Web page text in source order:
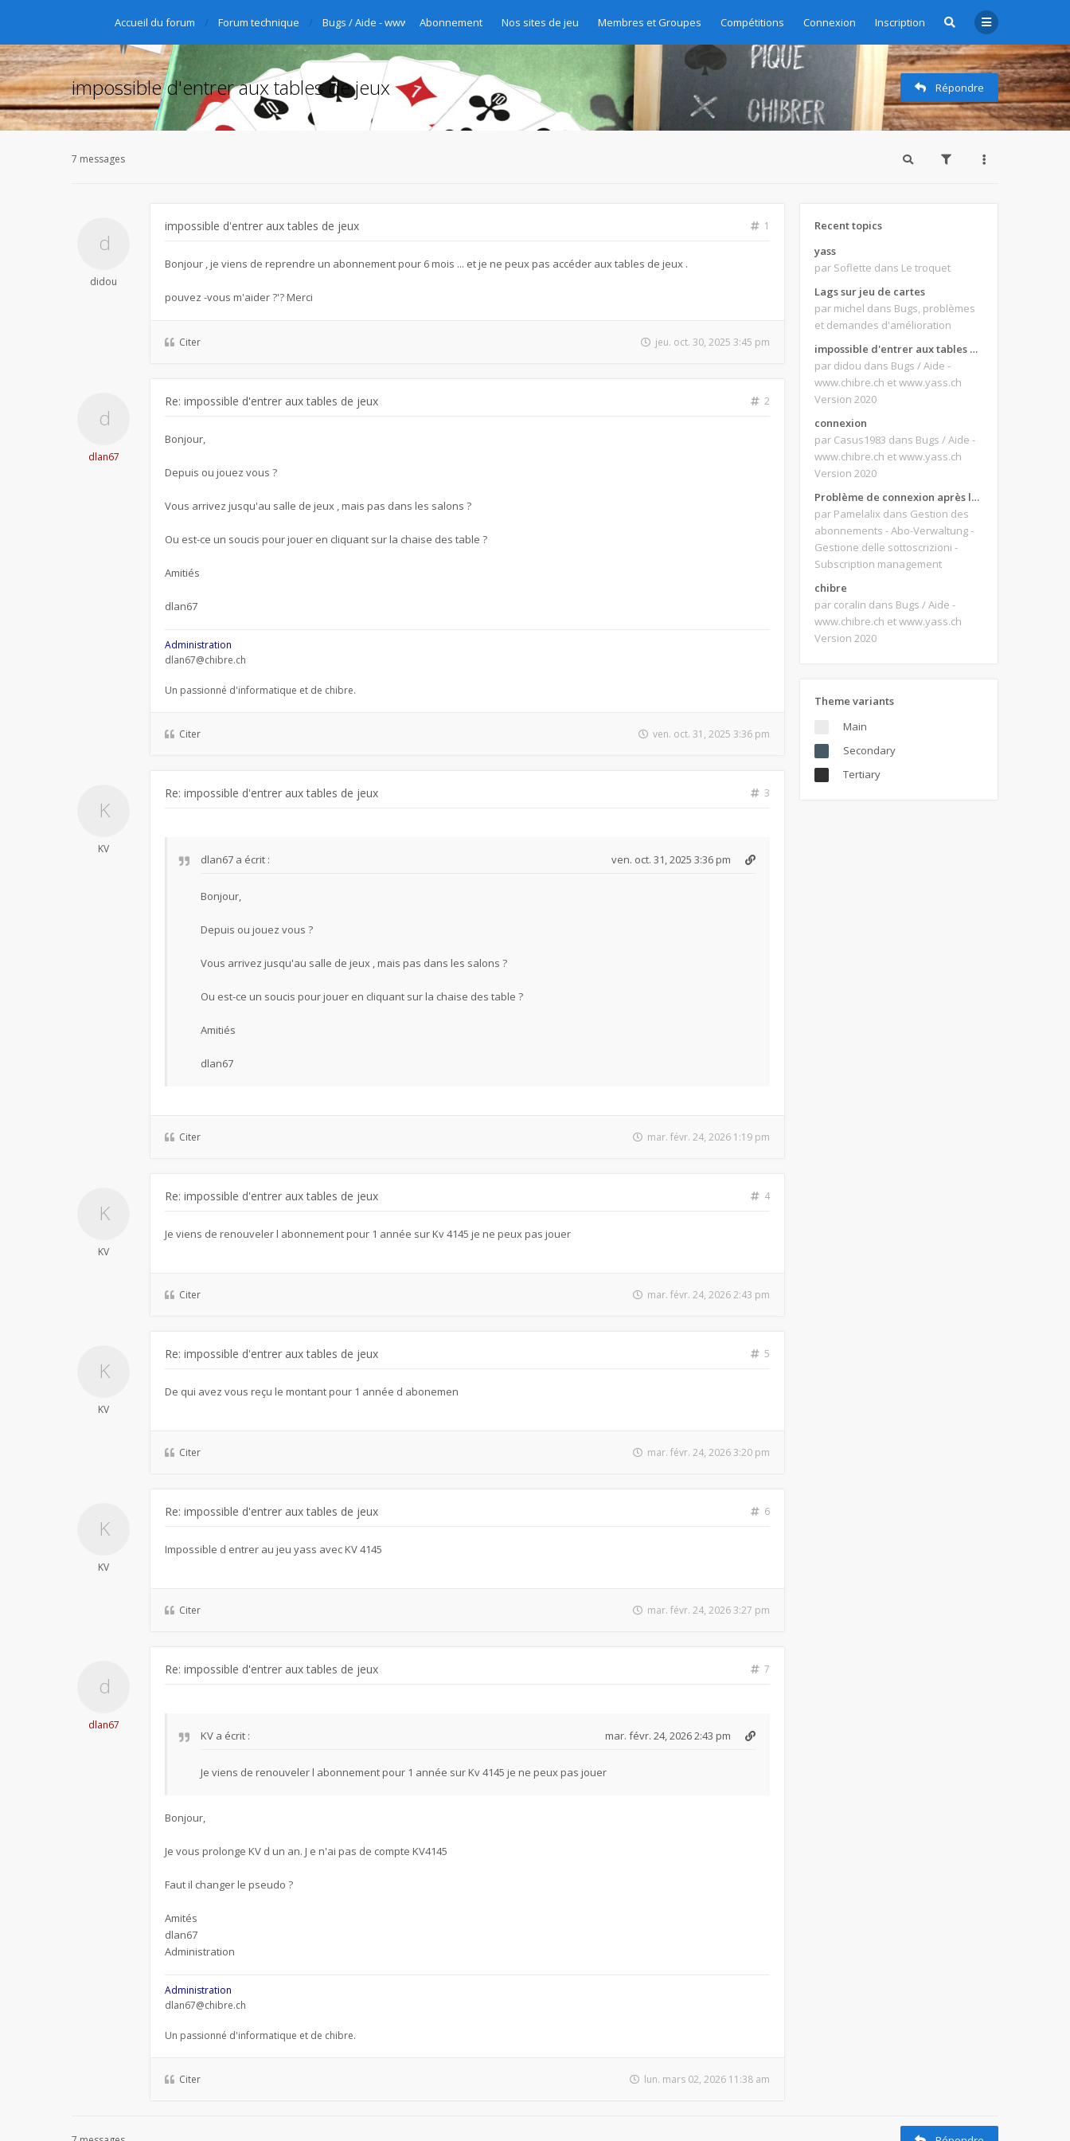
Abonnement Nos sites de jeu Membres et Groupes Compétitions Connexion Inscription
Accueil du forum Forum technique Bugs / Aide - www.chibre.ch et www.yass.ch Version 2020
impossible d'entrer aux tables de jeux Répondre
7 messages
didou
impossible d'entrer aux tables de jeux 1
Bonjour , je viens de reprendre un abonnement pour 6 mois ... et je ne peux pas accéder aux tables de jeux .
pouvez -vous m'aider ?'? Merci
Citer jeu. oct. 30, 2025 3:45 pm
dlan67
Re: impossible d'entrer aux tables de jeux 2
Bonjour,
Depuis ou jouez vous ?
Vous arrivez jusqu'au salle de jeux , mais pas dans les salons ?
Ou est-ce un soucis pour jouer en cliquant sur la chaise des table ?
Amitiés
dlan67
Administration
dlan67@chibre.ch
Un passionné d'informatique et de chibre.
Citer ven. oct. 31, 2025 3:36 pm
KV
Re: impossible d'entrer aux tables de jeux 3
dlan67 a écrit : ven. oct. 31, 2025 3:36 pm
Bonjour,
Depuis ou jouez vous ?
Vous arrivez jusqu'au salle de jeux , mais pas dans les salons ?
Ou est-ce un soucis pour jouer en cliquant sur la chaise des table ?
Amitiés
dlan67
Citer mar. févr. 24, 2026 1:19 pm
KV
Re: impossible d'entrer aux tables de jeux 4
Je viens de renouveler l abonnement pour 1 année sur Kv 4145 je ne peux pas jouer
Citer mar. févr. 24, 2026 2:43 pm
KV
Re: impossible d'entrer aux tables de jeux 5
De qui avez vous reçu le montant pour 1 année d abonemen
Citer mar. févr. 24, 2026 3:20 pm
KV
Re: impossible d'entrer aux tables de jeux 6
Impossible d entrer au jeu yass avec KV 4145
Citer mar. févr. 24, 2026 3:27 pm
dlan67
Re: impossible d'entrer aux tables de jeux 7
KV a écrit : mar. févr. 24, 2026 2:43 pm
Je viens de renouveler l abonnement pour 1 année sur Kv 4145 je ne peux pas jouer
Bonjour,
Je vous prolonge KV d un an. J e n'ai pas de compte KV4145
Faut il changer le pseudo ?
Amités
dlan67
Administration
Administration
dlan67@chibre.ch
Un passionné d'informatique et de chibre.
Citer lun. mars 02, 2026 11:38 am
Recent topics
yass
par Soflette dans Le troquet
Lags sur jeu de cartes
par michel dans Bugs, problèmes
et demandes d'amélioration
impossible d'entrer aux tables de jeux
par didou dans Bugs / Aide -
www.chibre.ch et www.yass.ch
Version 2020
connexion
par Casus1983 dans Bugs / Aide -
www.chibre.ch et www.yass.ch
Version 2020
Problème de connexion après le changement d'adresse e-mail.
par Pamelalix dans Gestion des
abonnements - Abo-Verwaltung -
Gestione delle sottoscrizioni -
Subscription management
chibre
par coralin dans Bugs / Aide -
www.chibre.ch et www.yass.ch
Version 2020
Theme variants
Main
Secondary
Tertiary